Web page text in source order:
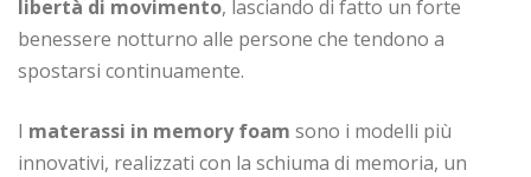
libertà di movimento, lasciando di fatto un forte
benessere notturno alle persone che tendono a
spostarsi continuamente.
I materassi in memory foam sono i modelli più
innovativi, realizzati con la schiuma di memoria, un